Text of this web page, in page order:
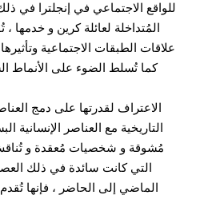
للواقع الاجتماعي في إنجلترا في
المُتداخلة لعائلة كرين و خدمها
علاقات الطبقات الاجتماعية
كما تُسلط الضوء على الأنماط
التاريخية مع العناصر
مُشوقة و شخصيات مُعقدة و تُناقش
التي كانت سائدة في ذلك
الماضي إلى الحاضر ، فإنها